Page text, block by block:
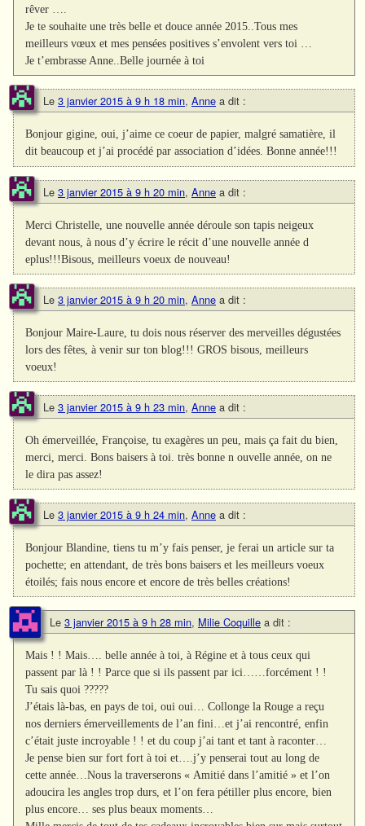
rêver ….
Je te souhaite une très belle et douce année 2015..Tous mes
meilleurs vœux et mes pensées positives s’envolent vers toi …
Je t’embrasse Anne..Belle journée à toi
Le 3 janvier 2015 à 9 h 18 min, Anne a dit :
Bonjour gigine, oui, j’aime ce coeur de papier, malgré samatière, il
dit beaucoup et j’ai procédé par association d’idées. Bonne année!!!
Le 3 janvier 2015 à 9 h 20 min, Anne a dit :
Merci Christelle, une nouvelle année déroule son tapis neigeux
devant nous, à nous d’y écrire le récit d’une nouvelle année d
eplus!!!Bisous, meilleurs voeux de nouveau!
Le 3 janvier 2015 à 9 h 20 min, Anne a dit :
Bonjour Maire-Laure, tu dois nous réserver des merveilles dégustées
lors des fêtes, à venir sur ton blog!!! GROS bisous, meilleurs
voeux!
Le 3 janvier 2015 à 9 h 23 min, Anne a dit :
Oh émerveillée, Françoise, tu exagères un peu, mais ça fait du bien,
merci, merci. Bons baisers à toi. très bonne n ouvelle année, on ne
le dira pas assez!
Le 3 janvier 2015 à 9 h 24 min, Anne a dit :
Bonjour Blandine, tiens tu m’y fais penser, je ferai un article sur ta
pochette; en attendant, de très bons baisers et les meilleurs voeux
étoilés; fais nous encore et encore de très belles créations!
Le 3 janvier 2015 à 9 h 28 min, Milie Coquille a dit :
Mais ! ! Mais…. belle année à toi, à Régine et à tous ceux qui
passent par là ! ! Parce que si ils passent par ici……forcément ! !
Tu sais quoi ?????
J’étais là-bas, en pays de toi, oui oui… Collonge la Rouge a reçu
nos derniers émerveillements de l’an fini…et j’ai rencontré, enfin
c’était juste incroyable ! ! et du coup j’ai tant et tant à raconter…
Je pense bien sur fort fort à toi et….j’y penserai tout au long de
cette année…Nous la traverserons « Amitié dans l’amitié » et l’on
adoucira les angles trop durs, et l’on fera pétiller plus encore, bien
plus encore… ses plus beaux moments…